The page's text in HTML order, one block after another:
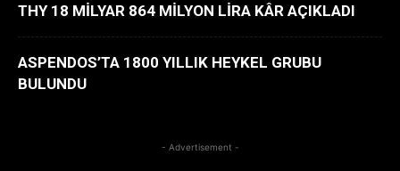
THY 18 MİLYAR 864 MİLYON LİRA KÂR AÇIKLADI
ASPENDOS’TA 1800 YILLIK HEYKEL GRUBU
BULUNDU
- Advertisement -